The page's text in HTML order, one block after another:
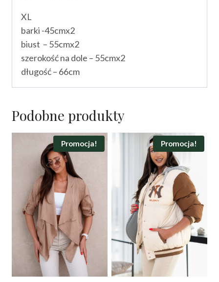
XL
barki -45cmx2
biust – 55cmx2
szerokość na dole – 55cmx2
długość – 66cm
Podobne produkty
Promocja! Promocja!